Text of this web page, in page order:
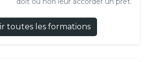
toutes les formations